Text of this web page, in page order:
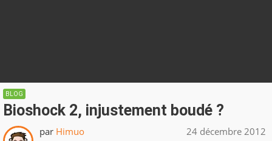
BLOG
Bioshock 2, injustement boudé ?
par Himuo 24 décembre 2012